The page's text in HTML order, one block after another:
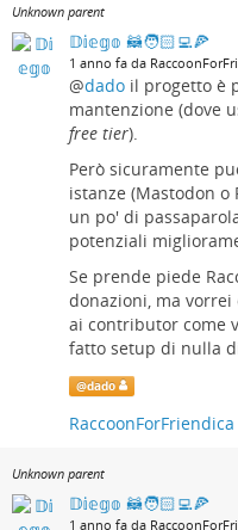
Unknown parent
𝔻𝕚𝕖𝕘𝕠 🦝🧑🏻‍💻🍕
1 anno fa da
@dado il progetto è
mantenzione (dove
free tier).
Però sicuramente
istanze (Mastodon o
un po' di
potenziali
Se prende piede
donazioni, ma
ai contributor come
fatto setup di nulla
@dado
RaccoonForFriendica
Unknown parent
𝔻𝕚𝕖𝕘𝕠 🦝🧑🏻‍💻🍕
1 anno fa da